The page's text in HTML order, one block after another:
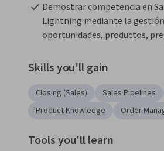
Demostrar competencia en
Lightning mediante la
oportunidades, productos,
Skills you'll gain
Closing (Sales) Sales Pipelines
Product Knowledge
Order
Tools you'll learn